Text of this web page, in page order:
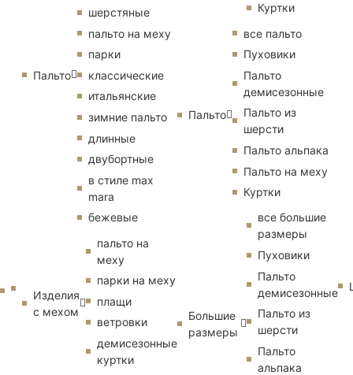
Пальто
шерстяные
пальто на меху
парки
классические
итальянские
зимние пальто
длинные
двубортные
в стиле max
mara
бежевые
Изделия
с мехом
пальто на
меху
парки на меху
плащи
ветровки
демисезонные
куртки
Куртки
Пальто
все пальто
Пуховики
Пальто
демисезонные
Пальто из
шерсти
Пальто альпака
Пальто на меху
Куртки
Большие
размеры
все большие
размеры
Пуховики
Пальто
демисезонные
Пальто из
шерсти
Пальто
альпака